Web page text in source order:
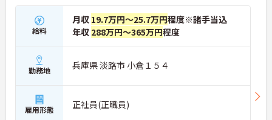
給料
月収 19.7万円～25.7万円程度※諸手当込
年収 288万円～365万円程度
勤務地 兵庫県 淡路市 小倉１５４
雇用形態 正社員(正職員)